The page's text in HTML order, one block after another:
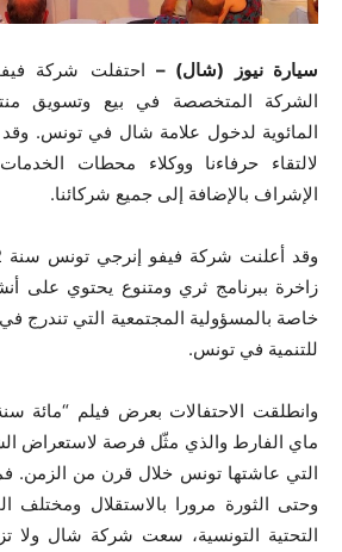
سيارة نيوز (شال) – احتفلت شركة
الشركة المتخصصة في بيع وتسويق
المائوية لدخول علامة شال في تونس.
لالتقاء حرفاءنا ووكلاء محطات
الإشراف بالإضافة إلى جميع شركائنا.
زاخرة ببرنامج ثري ومتنوع يحتوي على
خاصة بالمسؤولية المجتمعية التي تندرج
للتنمية في تونس.
وانطلقت الاحتفالات بعرض فيلم
ماي الفارط والذي مثّل فرصة لاستعراض
التي عاشتها تونس خلال قرن من الزمن.
وحتى الثورة مرورا بالاستقلال ومختلف
التحتية التونسية، سعت شركة شال ولا